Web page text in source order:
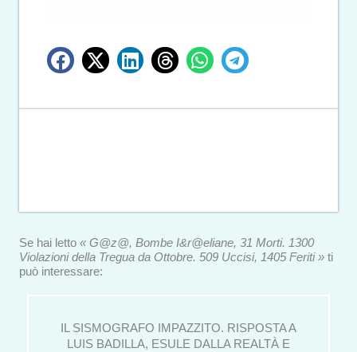
Se hai letto « G@z@, Bombe I&r@eliane, 31 Morti. 1300
Violazioni della Tregua da Ottobre. 509 Uccisi, 1405 Feriti » ti
può interessare:
IL SISMOGRAFO IMPAZZITO. RISPOSTA A
LUIS BADILLA, ESULE DALLA REALTÀ E